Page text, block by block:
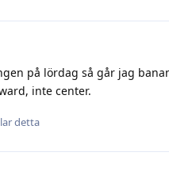
på lördag så går jag
inte center.
detta